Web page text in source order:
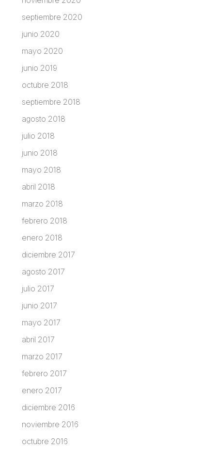
septiembre 2020
junio 2020
mayo 2020
junio 2019
octubre 2018
septiembre 2018
agosto 2018
julio 2018
junio 2018
mayo 2018
abril 2018
marzo 2018
febrero 2018
enero 2018
diciembre 2017
agosto 2017
julio 2017
junio 2017
mayo 2017
abril 2017
marzo 2017
febrero 2017
enero 2017
diciembre 2016
noviembre 2016
octubre 2016